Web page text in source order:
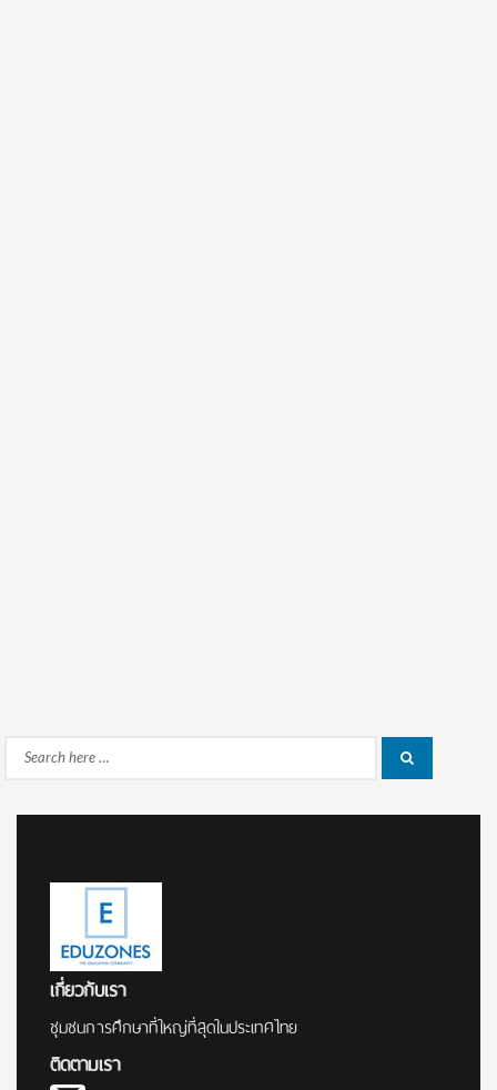
Search
เกี่ยวกับเรา
ชุมชนการศึกษาที่ใหญ่ที่สุดในประเทศไทย
ติดตามเรา